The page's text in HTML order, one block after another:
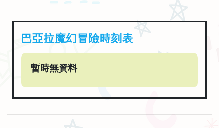
巴亞拉魔幻冒險時刻表
暫時無資料